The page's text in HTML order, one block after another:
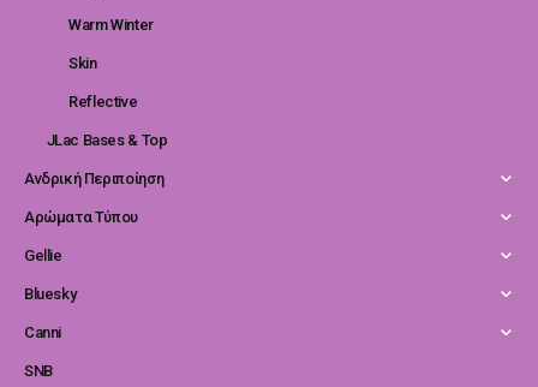
Warm Winter
Skin
Reflective
JLac Bases & Top
Ανδρική Περιποίηση
Αρώματα Τύπου
Gellie
Bluesky
Canni
SNB